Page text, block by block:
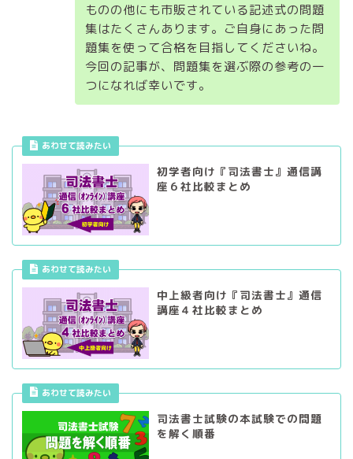
ものの他にも市販されている記述式の問題
集はたくさんあります。ご自身にあった問
題集を使って合格を目指してくださいね。
今回の記事が、問題集を選ぶ際の参考の一
つになれば幸いです。
あわせて読みたい
初学者向け『司法書士』通信講
座６社比較まとめ
あわせて読みたい
中上級者向け『司法書士』通信
講座４社比較まとめ
あわせて読みたい
司法書士試験の本試験での問題
を解く順番